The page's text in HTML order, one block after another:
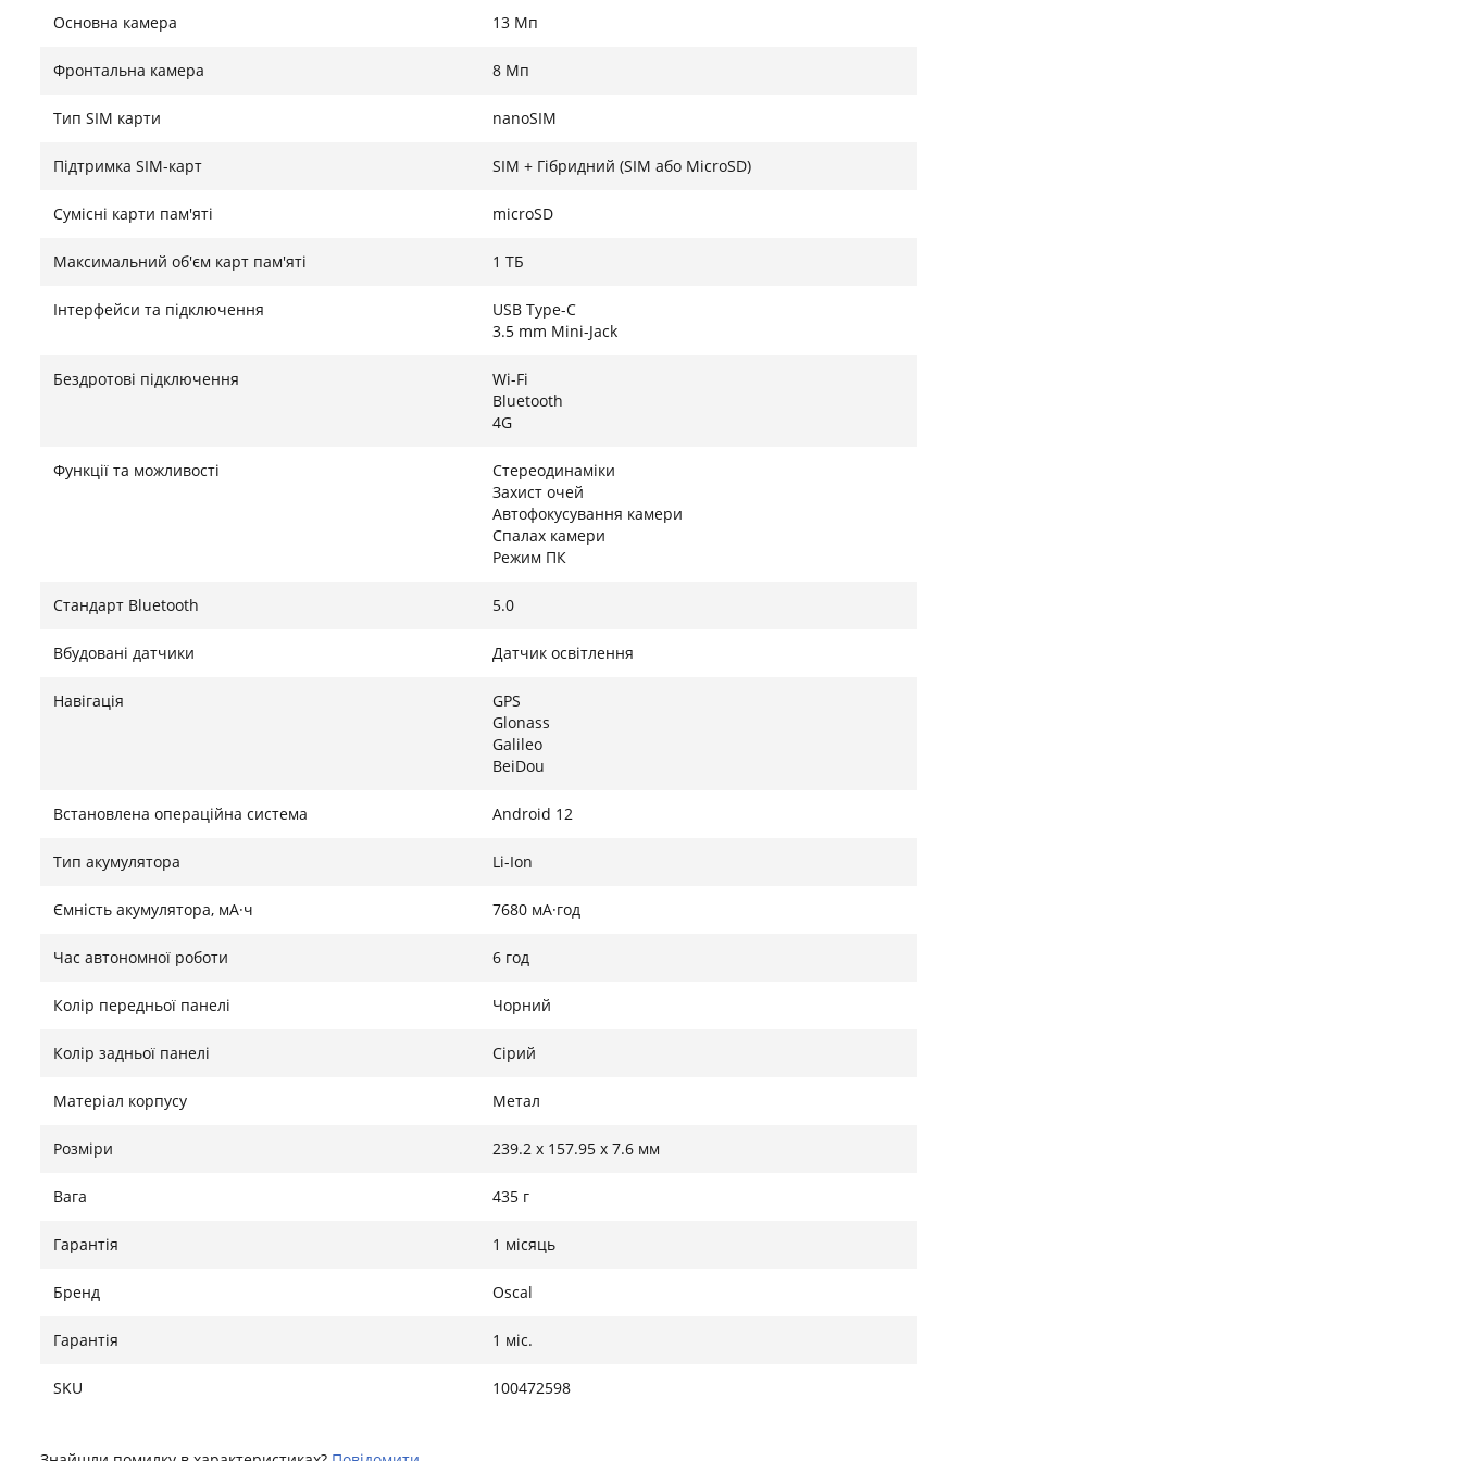
Основна камера 13 Мп
Фронтальна камера 8 Мп
Тип SIM карти nanoSIM
Підтримка SIM-карт SIM + Гібридний (SIM або MicroSD)
Сумісні карти пам'яті microSD
Максимальний об'єм карт пам'яті 1 ТБ
Інтерфейси та підключення
USB Type-C
3.5 mm Mini-Jack
Бездротові підключення
Wi-Fi
Bluetooth
4G
Функції та можливості
Стереодинаміки
Захист очей
Автофокусування камери
Спалах камери
Режим ПК
Стандарт Bluetooth 5.0
Вбудовані датчики Датчик освітлення
Навігація
GPS
Glonass
Galileo
BeiDou
Встановлена ​​операційна система Android 12
Тип акумулятора Li-Ion
Ємність акумулятора, мА·ч 7680 мА·год
Час автономної роботи 6 год
Колір передньої панелі Чорний
Колір задньої панелі Сірий
Матеріал корпусу Метал
Розміри 239.2 x 157.95 x 7.6 мм
Вага 435 г
Гарантія 1 місяць
Бренд Oscal
Гарантія 1 міс.
SKU 100472598